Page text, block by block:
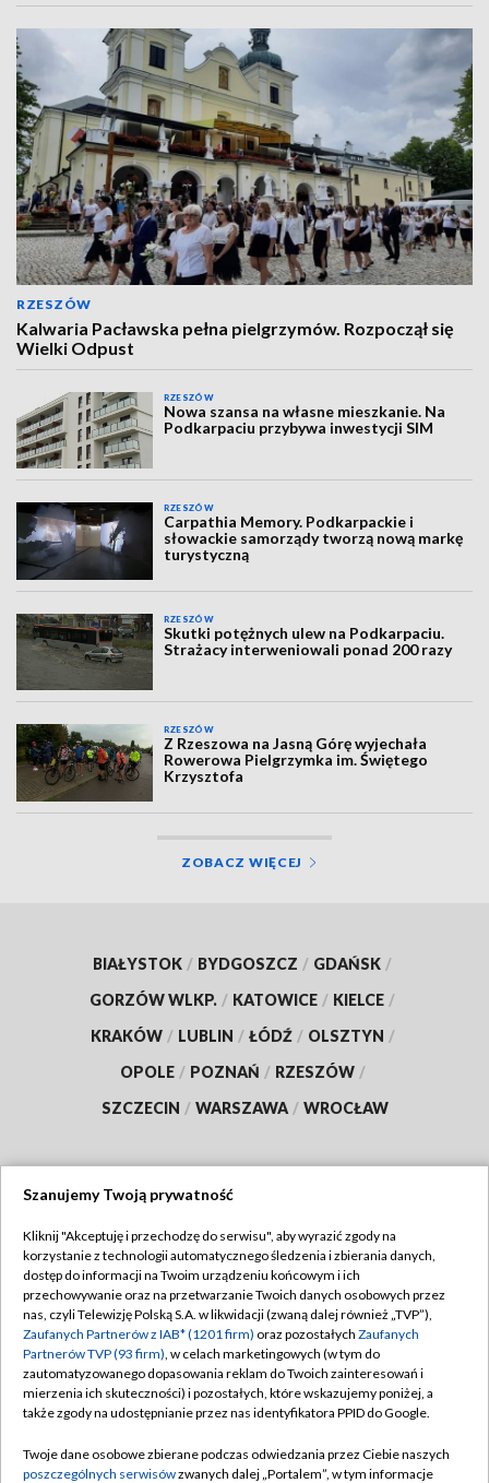
RZESZÓW
Kalwaria Pacławska pełna pielgrzymów. Rozpoczął się
Wielki Odpust
RZESZÓW
Nowa szansa na własne mieszkanie. Na
Podkarpaciu przybywa inwestycji SIM
RZESZÓW
Carpathia Memory. Podkarpackie i
słowackie samorządy tworzą nową markę
turystyczną
RZESZÓW
Skutki potężnych ulew na Podkarpaciu.
Strażacy interweniowali ponad 200 razy
RZESZÓW
Z Rzeszowa na Jasną Górę wyjechała
Rowerowa Pielgrzymka im. Świętego
Krzysztofa
ZOBACZ WIĘCEJ
BIAŁYSTOK / BYDGOSZCZ / GDAŃSK /
GORZÓW WLKP. / KATOWICE / KIELCE /
KRAKÓW / LUBLIN / ŁÓDŹ / OLSZTYN /
OPOLE / POZNAŃ / RZESZÓW /
SZCZECIN / WARSZAWA / WROCŁAW
TVP
Abonament TVP
Emisja w TVP
Centrum informacji TVP
Naziemna Telewizja Cyfrowa
Rada Programowa
Regulamin TVP
Polityka prywatności
Moje zgody
Pomoc
Kontakt
Szanujemy Twoją prywatność
Kliknij "Akceptuję i przechodzę do serwisu", aby wyrazić zgody na
korzystanie z technologii automatycznego śledzenia i zbierania danych,
dostęp do informacji na Twoim urządzeniu końcowym i ich
przechowywanie oraz na przetwarzanie Twoich danych osobowych przez
nas, czyli Telewizję Polską S.A. w likwidacji (zwaną dalej również „TVP”),
Zaufanych Partnerów z IAB* (1201 firm) oraz pozostałych Zaufanych
Partnerów TVP (93 firm), w celach marketingowych (w tym do
zautomatyzowanego dopasowania reklam do Twoich zainteresowań i
mierzenia ich skuteczności) i pozostałych, które wskazujemy poniżej, a
także zgody na udostępnianie przez nas identyfikatora PPID do Google.
Twoje dane osobowe zbierane podczas odwiedzania przez Ciebie naszych
poszczególnych serwisówzwanych dalej „Portalem”, w tym informacje